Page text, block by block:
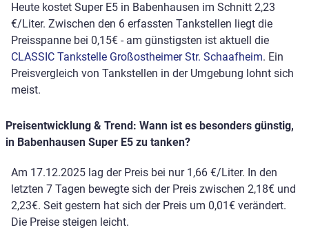
Heute kostet Super E5 in Babenhausen im Schnitt 2,23
€/Liter. Zwischen den 6 erfassten Tankstellen liegt die
Preisspanne bei 0,15€ - am günstigsten ist aktuell die
CLASSIC Tankstelle Großostheimer Str. Schaafheim. Ein
Preisvergleich von Tankstellen in der Umgebung lohnt sich
meist.
Preisentwicklung & Trend: Wann ist es besonders günstig,
in Babenhausen Super E5 zu tanken?
Am 17.12.2025 lag der Preis bei nur 1,66 €/Liter. In den
letzten 7 Tagen bewegte sich der Preis zwischen 2,18€ und
2,23€. Seit gestern hat sich der Preis um 0,01€ verändert.
Die Preise steigen leicht.